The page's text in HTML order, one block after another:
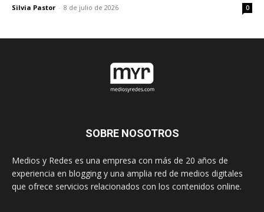
Silvia Pastor - 8 de julio de 2026 0
SOBRE NOSOTROS
Medios y Redes es una empresa con más de 20 años de
experiencia en blogging y una amplia red de medios digitales
que ofrece servicios relacionados con los contenidos online.